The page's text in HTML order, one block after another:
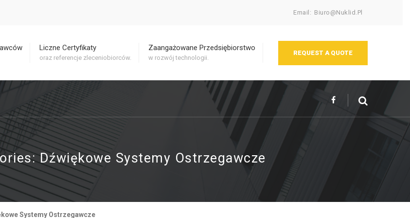
Email: Biuro@nuklid.pl
REQUEST A QUOTE
Liczne Certyfikaty
oraz referencje zleceniobiorców.
Zaangażowane Przedsiębiorstwo
w rozwój technologii.
Dźwiękowe Systemy Ostrzegawcze
Systemy Ostrzegawcze